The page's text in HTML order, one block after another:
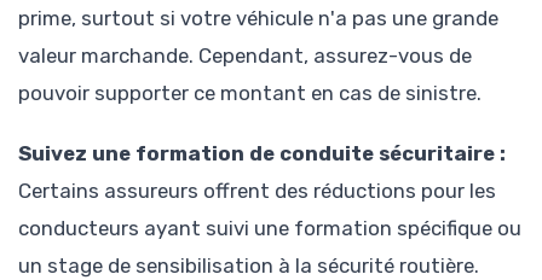
prime, surtout si votre véhicule n'a pas une grande
valeur marchande. Cependant, assurez-vous de
pouvoir supporter ce montant en cas de sinistre.
Suivez une formation de conduite sécuritaire :
Certains assureurs offrent des réductions pour les
conducteurs ayant suivi une formation spécifique ou
un stage de sensibilisation à la sécurité routière.